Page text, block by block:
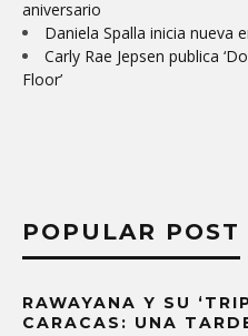
aniversario
Daniela Spalla inicia nueva
Carly Rae Jepsen publica
Floor’
POPULAR POST
RAWAYANA Y SU
CARACAS: UNA